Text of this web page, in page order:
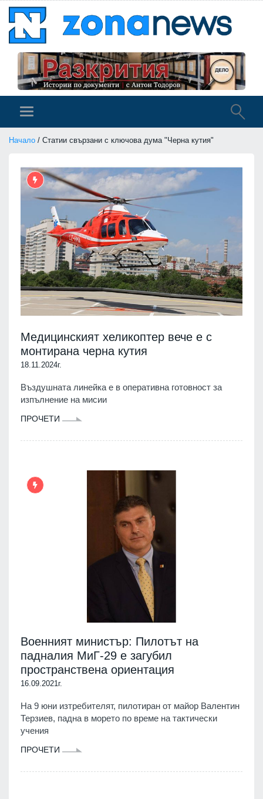
Начало / Статии свързани с ключова дума "Черна кутия"
Медицинският хеликоптер вече е с
монтирана черна кутия
18.11.2024г.
Въздушната линейка е в оперативна готовност за
изпълнение на мисии
ПРОЧЕТИ
Военният министър: Пилотът на
падналия МиГ-29 е загубил
пространствена ориентация
16.09.2021г.
На 9 юни изтребителят, пилотиран от майор Валентин
Терзиев, падна в морето по време на тактически
учения
ПРОЧЕТИ